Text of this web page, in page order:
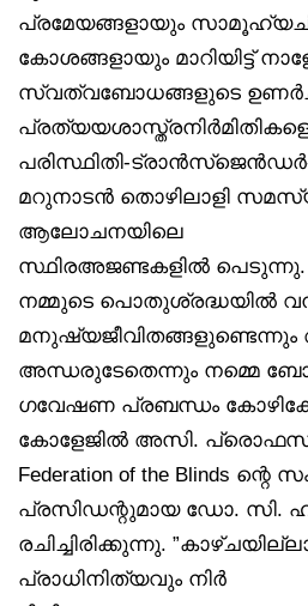
പ്രമേയങ്ങളായും
കോശങ്ങളായും മാറിയിട്ട്
സ്വത്വബോധങ്ങളുടെ
പരിസ്ഥിതി-
മറുനാടൻ തൊഴിലാളി
ആലോചനയിലെ
സ്ഥിരഅജണ്ടകളിൽ
നമ്മുടെ പൊതുശ്രദ്ധയിൽ
അന്ധരുടേതെന്നും നമ്മെ
ഗവേഷണ പ്രബന്ധം
കോളേജിൽ അസി.
Federation of the Blinds
പ്രസിഡന്റുമായ ഡോ. സി.
രചിച്ചിരിക്കുന്നു.
പ്രാധിനിത്യവും നിർ